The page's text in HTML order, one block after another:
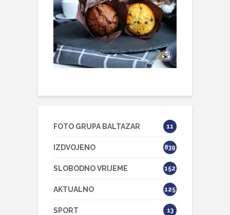
FOTO GRUPA BALTAZAR 11
IZDVOJENO 839
SLOBODNO VRIJEME 152
AKTUALNO 125
SPORT 13